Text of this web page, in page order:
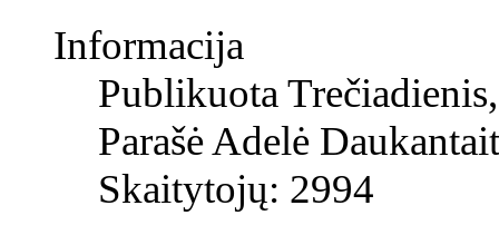
Informacija
Publikuota
Parašė Adelė
Skaitytojų: 2994